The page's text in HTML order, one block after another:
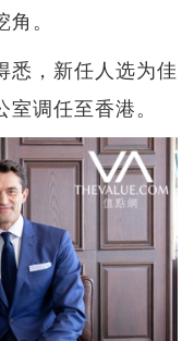
。
悉，新任人选为佳
调任至香港。